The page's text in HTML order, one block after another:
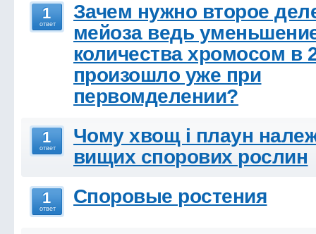
1
ответ
Зачем нужно второе
мейоза ведь
количества хромосом в
произошло уже при
первомделении?
1
ответ
Чому хвощ і плаун
вищих спорових рослин
1
ответ
Споровые ростения